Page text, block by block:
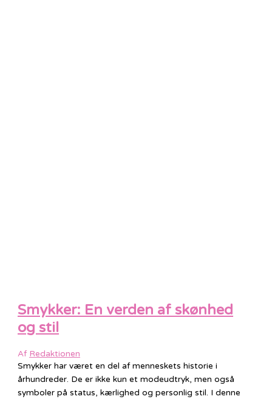
Smykker: En verden af skønhed
og stil
Af Redaktionen
Smykker har været en del af menneskets historie i
århundreder. De er ikke kun et modeudtryk, men også
symboler på status, kærlighed og personlig stil. I denne